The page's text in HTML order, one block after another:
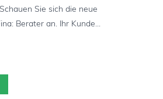
Sie sich die neue
Berater an. Ihr Kunde...